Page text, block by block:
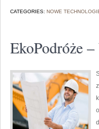
CATEGORIES: NOWE
EkoPodróże